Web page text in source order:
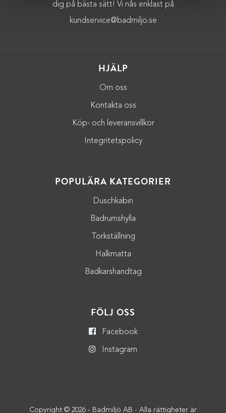
dig på bästa sätt! Vi nås enklast på
kundservice@badmiljo.se
HJÄLP
Om oss
Kontakta oss
Köp- och leveransvillkor
Integritetspolicy
POPULÄRA KATEGORIER
Duschkabin
Badrumshylla
Torkställning
Halkmatta
Badkarshandtag
FÖLJ OSS
Facebook
Instagram
Copyright © 2026 - Badmiljö AB - Alla rättigheter är